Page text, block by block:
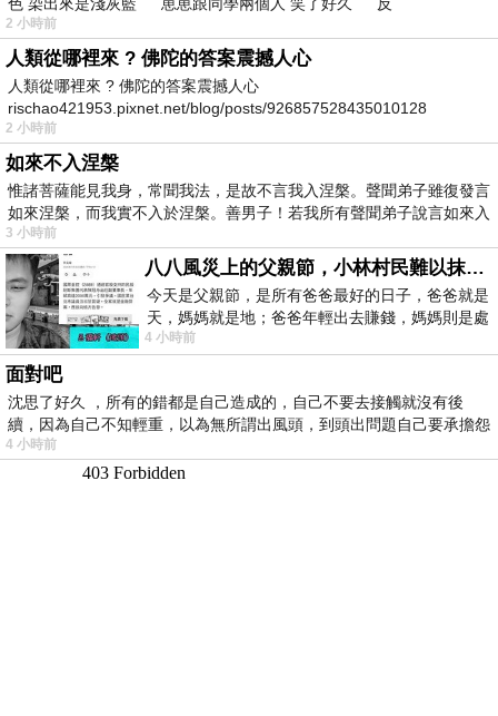
2 小時前
人類從哪裡來 ? 佛陀的答案震撼人心
人類從哪裡來 ? 佛陀的答案震撼人心
rischao421953.pixnet.net/blog/posts/926857528435010128
2 小時前
如來不入涅槃
惟諸菩薩能見我身，常聞我法，是故不言我入涅槃。聲聞弟子雖復發言
如來涅槃，而我實不入於涅槃。善男子！若我所有聲聞弟子說言如來入
3 小時前
八八風災上的父親節，小林村民難以抹滅的痛
今天是父親節，是所有爸爸最好的日子，爸爸就是
天，媽媽就是地；爸爸年輕出去賺錢，媽媽則是處
理家務，職業不分高低貴賤，只有人品才
4 小時前
面對吧
沈思了好久 ，所有的錯都是自己造成的，自己不要去接觸就沒有後
續，因為自己不知輕重，以為無所謂出風頭，到頭出問題自己要承擔怨
不
4 小時前